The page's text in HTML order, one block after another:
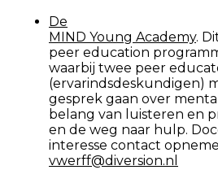
De
MIND Young Academy.
peer education
waarbij twee peer
(ervarindsdeskundigen)
gesprek gaan over
belang van luisteren en
en de weg naar hulp.
interesse contact
vwerff@diversion.nl